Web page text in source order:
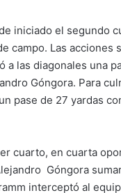
iniciado el segundo
campo. Las
a las diagonales una
Góngora. Para
pase de 27 yardas
cuarto, en cuarta
Góngora
interceptó al